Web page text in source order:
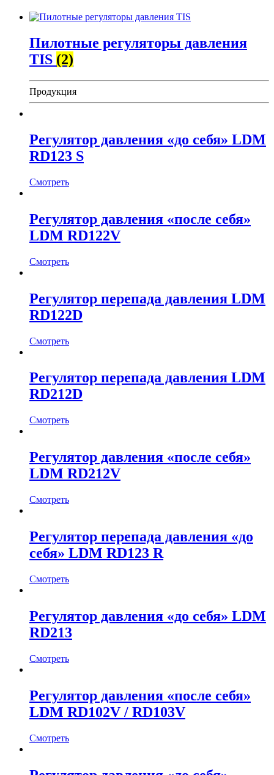
Пилотные регуляторы давления
TIS (2)
Продукция
Регулятор давления «до себя» LDM
RD123 S
Смотреть
Регулятор давления «после себя»
LDM RD122V
Смотреть
Регулятор перепада давления LDM
RD122D
Смотреть
Регулятор перепада давления LDM
RD212D
Смотреть
Регулятор давления «после себя»
LDM RD212V
Смотреть
Регулятор перепада давления «до
себя» LDM RD123 R
Смотреть
Регулятор давления «до себя» LDM
RD213
Смотреть
Регулятор давления «после себя»
LDM RD102V / RD103V
Смотреть